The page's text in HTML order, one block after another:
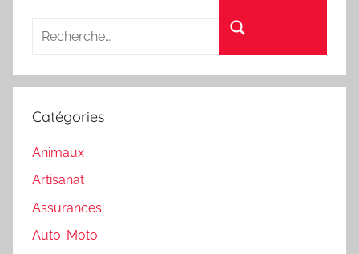
Catégories
Animaux
Artisanat
Assurances
Auto-Moto